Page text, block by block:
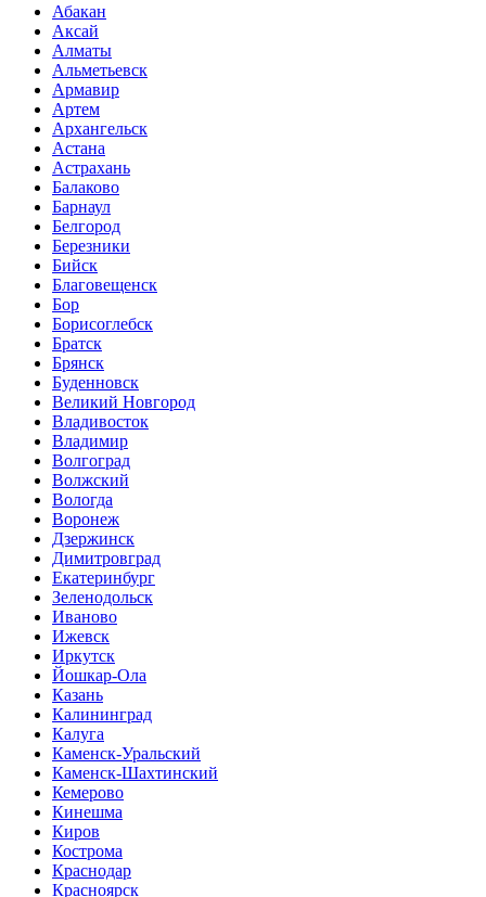
Абакан
Аксай
Алматы
Альметьевск
Армавир
Артем
Архангельск
Астана
Астрахань
Балаково
Барнаул
Белгород
Березники
Бийск
Благовещенск
Бор
Борисоглебск
Братск
Брянск
Буденновск
Великий Новгород
Владивосток
Владимир
Волгоград
Волжский
Вологда
Воронеж
Дзержинск
Димитровград
Екатеринбург
Зеленодольск
Иваново
Ижевск
Иркутск
Йошкар-Ола
Казань
Калининград
Калуга
Каменск-Уральский
Каменск-Шахтинский
Кемерово
Кинешма
Киров
Кострома
Краснодар
Красноярск